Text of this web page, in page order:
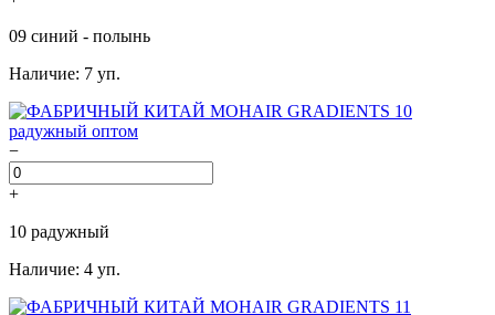
09 синий - полынь
Наличие: 7 уп.
−
+
10 радужный
Наличие: 4 уп.